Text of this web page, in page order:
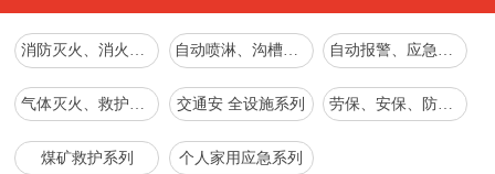
消防灭火、消火栓系列 自动喷淋、沟槽管件、增压稳压、消防水箱系列 自动报警、应急照明、疏散指示、防火、防排烟通风系列
气体灭火、救护、应急抢救救援、工具系列 交通安 全设施系列 劳保、安保、防爆、森防系列
煤矿救护系列 个人家用应急系列